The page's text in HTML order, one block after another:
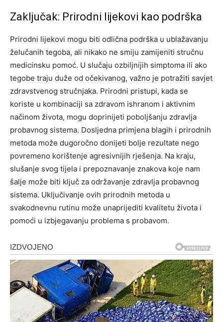
Zaključak: Prirodni lijekovi kao podrška
Prirodni lijekovi mogu biti odlična podrška u ublažavanju
želučanih tegoba, ali nikako ne smiju zamijeniti stručnu
medicinsku pomoć. U slučaju ozbiljnijih simptoma ili ako
tegobe traju duže od očekivanog, važno je potražiti savjet
zdravstvenog stručnjaka. Prirodni pristupi, kada se
koriste u kombinaciji sa zdravom ishranom i aktivnim
načinom života, mogu doprinijeti poboljšanju zdravlja
probavnog sistema. Dosljedna primjena blagih i prirodnih
metoda može dugoročno donijeti bolje rezultate nego
povremeno korištenje agresivnijih rješenja. Na kraju,
slušanje svog tijela i prepoznavanje znakova koje nam
šalje može biti ključ za održavanje zdravlja probavnog
sistema. Uključivanje ovih prirodnih metoda u
svakodnevnu rutinu može unaprijediti kvalitetu života i
pomoći u izbjegavanju problema s probavom.